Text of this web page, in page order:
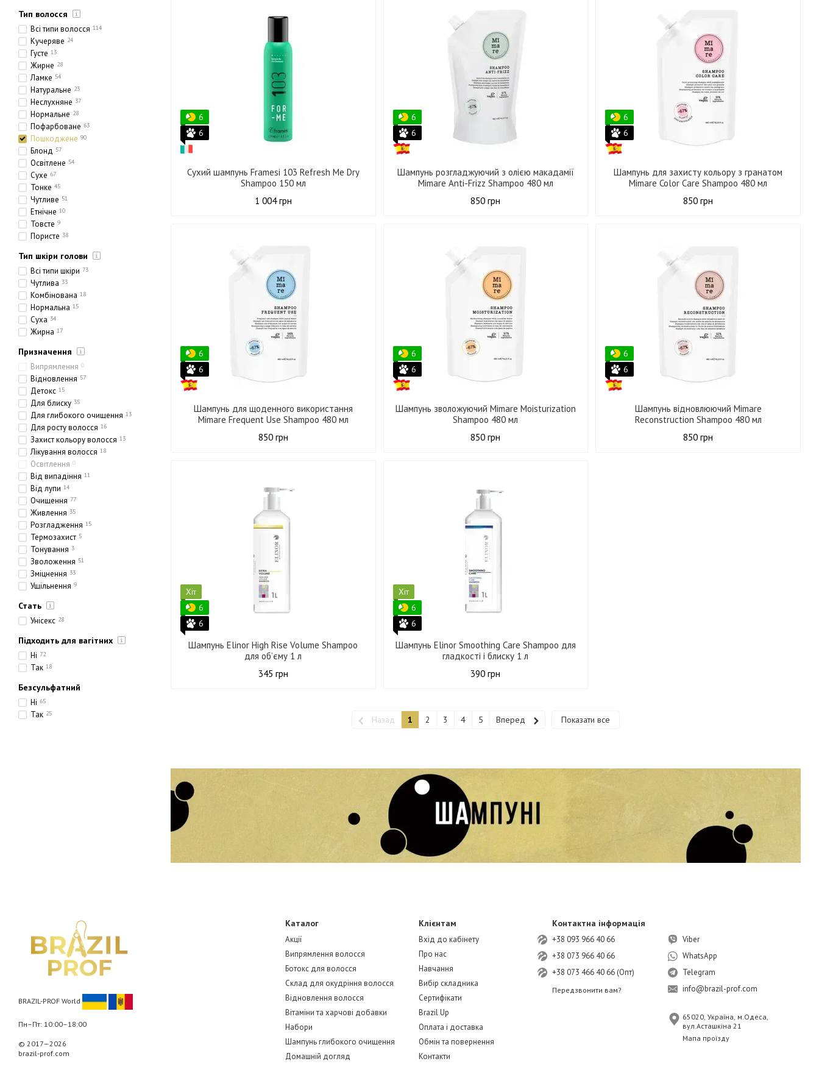
6
6
Сухий шампунь Framesi 103 Refresh Me Dry
Shampoo 150 мл
1 004 грн
6
6
Шампунь розгладжуючий з олією макадамії
Mimare Anti-Frizz Shampoo 480 мл
850 грн
6
6
Шампунь для захисту кольору з гранатом
Mimare Color Care Shampoo 480 мл
850 грн
6
6
Шампунь для щоденного використання
Mimare Frequent Use Shampoo 480 мл
850 грн
6
6
Шампунь зволожуючий Mimare Moisturization
Shampoo 480 мл
850 грн
6
6
Шампунь відновлюючий Mimare
Reconstruction Shampoo 480 мл
850 грн
Хіт
6
6
Шампунь Elinor High Rise Volume Shampoo
для об’єму 1 л
345 грн
Хіт
6
6
Шампунь Elinor Smoothing Care Shampoo для
гладкості і блиску 1 л
390 грн
Назад 1 2 3 4 5 Вперед Показати все
Тип волосся
Всі типи волосся 114
Кучеряве 24
Густе 13
Жирне 28
Ламке 54
Натуральне 23
Неслухняне 37
Нормальне 28
Пофарбоване 63
Пошкоджене 90
Блонд 57
Освітлене 54
Сухе 67
Тонке 45
Чутливе 51
Етнічне 10
Товсте 9
Пористе 38
Тип шкіри голови
Всі типи шкіри 73
Чутлива 33
Комбінована 18
Нормальна 15
Суха 34
Жирна 17
Призначення
Випрямлення 0
Відновлення 57
Детокс 15
Для блиску 35
Для глибокого очищення 13
Для росту волосся 16
Захист кольору волосся 13
Лікування волосся 18
Освітлення 0
Від випадіння 11
Від лупи 14
Очищення 77
Живлення 35
Розгладження 15
Термозахист 5
Тонування 3
Зволоження 51
Зміцнення 33
Ущільнення 9
Стать
Унісекс 28
Підходить для вагітних
Ні 72
Так 18
Безсульфатний
Ні 65
Так 25
BRAZIL-PROF World
Пн–Пт: 10:00–18:00
© 2017—2026
brazil-prof.com
Каталог
Акції
Випрямлення волосся
Ботокс для волосся
Склад для окудріння волосся
Відновлення волосся
Вітаміни та харчові добавки
Набори
Шампунь глибокого очищення
Домашній догляд
Клієнтам
Вхід до кабінету
Про нас
Навчання
Вибір складника
Сертифікати
Brazil Up
Оплата і доставка
Обмін та повернення
Контакти
Контактна інформація
+38 093 966 40 66
+38 073 966 40 66
+38 073 466 40 66 (Опт)
Передзвонити вам?
Viber
WhatsApp
Telegram
info@brazil-prof.com
65020, Україна, м.Одеса,
вул.Асташкіна 21
Мапа проїзду